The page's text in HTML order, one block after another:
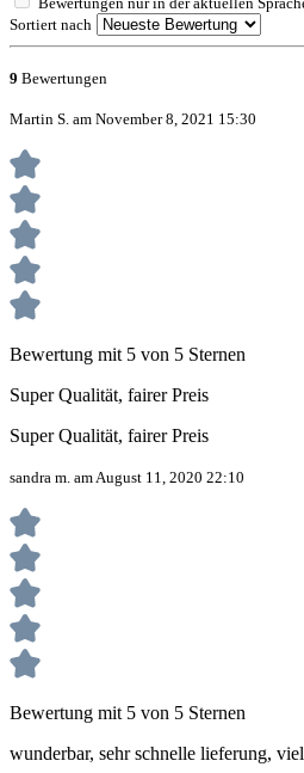
Sortiert nach
9 Bewertungen
Martin S. am November 8, 2021 15:30
Bewertung mit 5 von 5 Sternen
Super Qualität, fairer Preis
Super Qualität, fairer Preis
sandra m. am August 11, 2020 22:10
Bewertung mit 5 von 5 Sternen
wunderbar, sehr schnelle lieferung,